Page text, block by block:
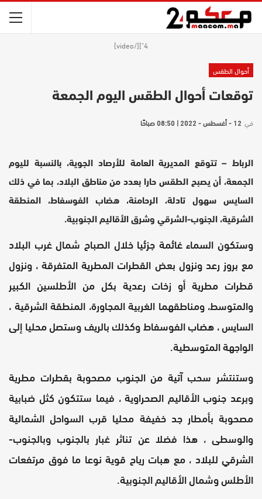
4"][/video]
أحوال الطقس
توقعات أحوال الطقس اليوم الجمعة
في 12 - أغسطس - 2022 | 08:50 صباحًا
الرباط – تتوقع المديرية العامة للأرصاد الجوية، بالنسبة لليوم
الجمعة، أن يصبح الطقس حارا بعدد من مناطق البلاد، بما في ذلك
السايس سهول تادلة، الرحامنة، هضاب الفوسفاط، المنطقة
الشرقية، الجنوب-الشرقي وشرق الأقاليم الجنوبية.
وستكون السماء غائمة جزئيا خلال الصباح شمال غرب البلاد
مع بروز رعد ونزول بعض القطرات المطرية المتفرقة ، ونزول
قطرات مطرية أو زخات رعدية بكل من الأطلسين الكبير
والمتوسط، ومناطقهما الغربية المجاورة، المنطقة الشرقية ،
السايس ، هضاب الفوسفاط وكذلك بالريف وستصل محليا إلى
الواجهة المتوسطية.
وستنتشر سحب آتية من الجنوب مصحوبة بقطرات مطرية
وبرعد جنوب الأقاليم الصحراوية ، فيما ستتكون كثل ضبابية
مصحوبة بأمطار جد خفيفة محليا قرب السواحل الشمالية
والوسطى ، هذا فضلا عن تناثر غبار بالجنوب وبالجنوب-
الشرقي للبلاد ، مع هبات رياح قوية نوعا ما فوق مرتفعات
الأطلس وشمال الأقاليم الجنوبية.